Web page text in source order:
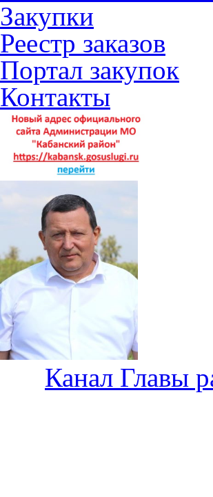
Закупки
Реестр заказов
Портал закупок
Контакты
Канал Главы